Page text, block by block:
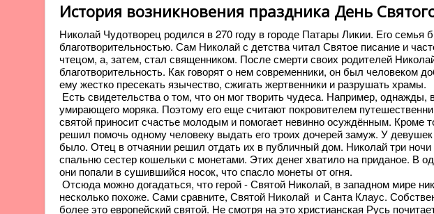
История возникновения праздника День
Николай Чудотворец родился в 270 году в городе Патары Ликии. Его семья
благотворительностью. Сам Николай с детства читал Святое писание и
чтецом, а, затем, стал священником. После смерти своих родителей
благотворительность. Как говорят о нем современники, он был
ему жестко пресекать язычество, сжигать жертвенники и разрушать храмы.
Есть свидетельства о том, что он мог творить чудеса. Например, однажды,
умирающего моряка. Поэтому его еще считают покровителем
святой приносит счастье молодым и помогает невинно осуждённым. Кроме
решил помочь одному человеку выдать его троих дочерей замуж. У
было. Отец в отчаянии решил отдать их в публичный дом. Николай три
спальню сестер кошельки с монетами. Этих денег хватило на приданое. В
они попали в сушившийся носок, что спасло монеты от огня.
Отсюда можно догадаться, что герой - Святой Николай, в западном мире
несколько похоже. Сами сравните, Святой Николай и Санта Клаус.
более это европейский святой. Не смотря на это христианская Русь